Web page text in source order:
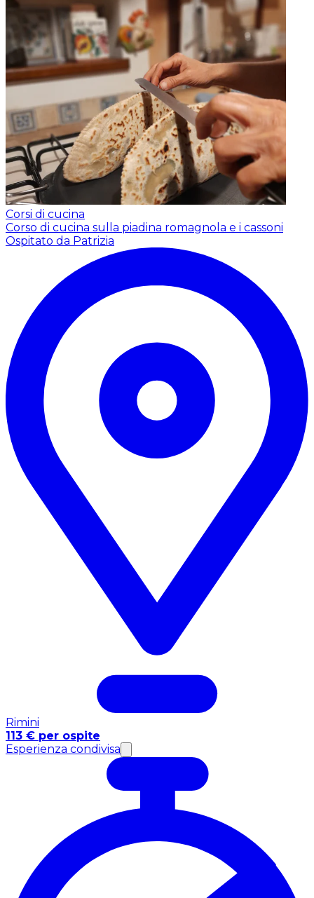
Corsi di cucina
Corso di cucina sulla piadina romagnola e i cassoni
Ospitato da Patrizia
Rimini
113 € per ospite
Esperienza condivisa